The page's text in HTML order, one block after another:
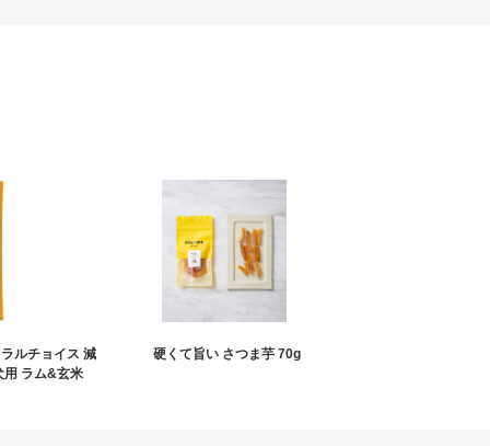
ルチョイス 減
用 ラム&玄米
硬くて旨い さつま芋 70g